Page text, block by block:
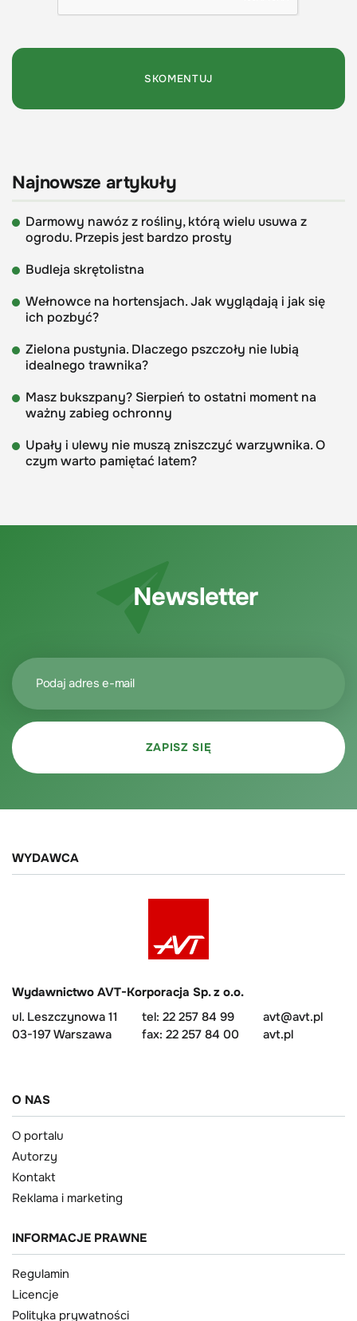
Najnowsze artykuły
Darmowy nawóz z rośliny, którą wielu usuwa z
ogrodu. Przepis jest bardzo prosty
Budleja skrętolistna
Wełnowce na hortensjach. Jak wyglądają i jak się
ich pozbyć?
Zielona pustynia. Dlaczego pszczoły nie lubią
idealnego trawnika?
Masz bukszpany? Sierpień to ostatni moment na
ważny zabieg ochronny
Upały i ulewy nie muszą zniszczyć warzywnika. O
czym warto pamiętać latem?
Newsletter
WYDAWCA
Wydawnictwo AVT-Korporacja Sp. z o.o.
ul. Leszczynowa 11
03-197 Warszawa
tel: 22 257 84 99
fax: 22 257 84 00
avt@avt.pl
avt.pl
O NAS
O portalu
Autorzy
Kontakt
Reklama i marketing
INFORMACJE PRAWNE
Regulamin
Licencje
Polityka prywatności